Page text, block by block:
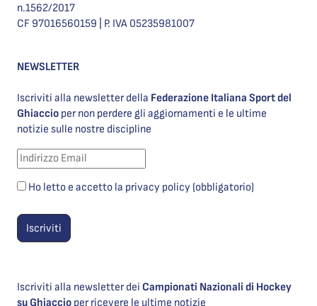
n.1562/2017
CF 97016560159 | P. IVA 05235981007
NEWSLETTER
Iscriviti alla newsletter della Federazione Italiana Sport del
Ghiaccio per non perdere gli aggiornamenti e le ultime
notizie sulle nostre discipline
Ho letto e accetto la privacy policy (obbligatorio)
Iscriviti alla newsletter dei Campionati Nazionali di Hockey
su Ghiaccio per ricevere le ultime notizie